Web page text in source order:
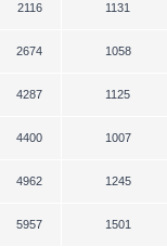
2116 1131
2674 1058
4287 1125
4400 1007
4962 1245
5957 1501